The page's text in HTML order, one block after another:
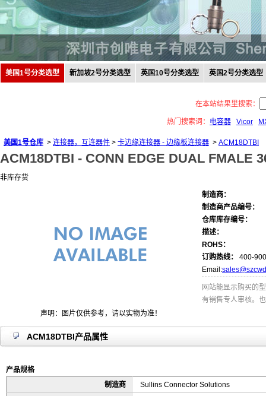
美国1号分类选型 新加坡2号分类选型 英国10号分类选型 英国2号分类选型
在本站结果里搜索：
热门搜索词： 电容器 Vicor
美国1号仓库 > 连接器，互连器件 > 卡边缘连接器 - 边缘板连接器 > ACM18DTBI
ACM18DTBI - CONN EDGE DUAL FMALE
非库存货
声明：图片仅供参考，请以实物为准！
制造商：
制造商产品编号：
仓库库存编号：
描述：
ROHS：
订购热线：
400-
Email:
网站能显示购买的
有销售专人审核。
ACM18DTBI产品属性
产品规格
制造商
Sullins Connector Solutions